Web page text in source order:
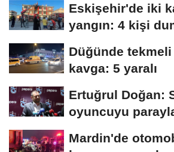
Eskişehir'de iki
yangın: 4 kişi
Düğünde
kavga: 5 yaralı
Ertuğrul Doğan:
oyuncuyu
Mardin'de